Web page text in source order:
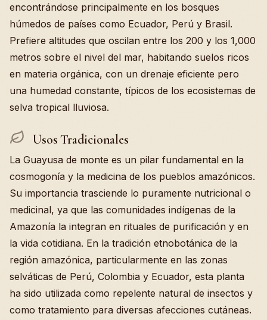
encontrándose principalmente en los bosques
húmedos de países como Ecuador, Perú y Brasil.
Prefiere altitudes que oscilan entre los 200 y los 1,000
metros sobre el nivel del mar, habitando suelos ricos
en materia orgánica, con un drenaje eficiente pero
una humedad constante, típicos de los ecosistemas de
selva tropical lluviosa.
Usos Tradicionales
La Guayusa de monte es un pilar fundamental en la
cosmogonía y la medicina de los pueblos amazónicos.
Su importancia trasciende lo puramente nutricional o
medicinal, ya que las comunidades indígenas de la
Amazonía la integran en rituales de purificación y en
la vida cotidiana. En la tradición etnobotánica de la
región amazónica, particularmente en las zonas
selváticas de Perú, Colombia y Ecuador, esta planta
ha sido utilizada como repelente natural de insectos y
como tratamiento para diversas afecciones cutáneas.